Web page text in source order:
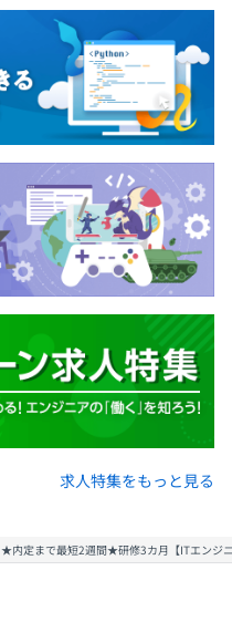
求人特集をもっと見る
★内定まで最短2週間★研修3カ月【ITエンジ